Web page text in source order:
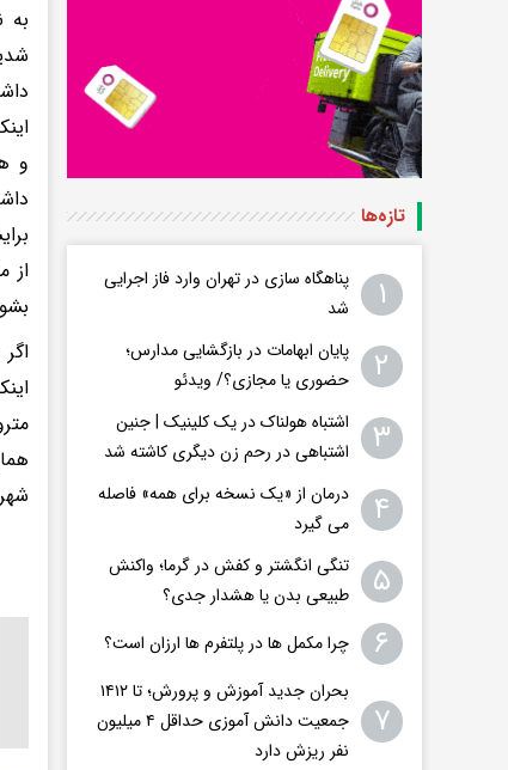
به
و
تازه‌ها
۱
پناهگاه سازی در تهران وارد فاز اجرایی
شد
۲
پایان ابهامات در بازگشایی مدارس؛
حضوری یا مجازی؟/ ویدئو
۳
اشتباه هولناک در یک کلینیک | جنین
اشتباهی در رحم زن دیگری کاشته شد
۴
درمان از «یک نسخه برای همه» فاصله
می گیرد
۵
تنگی انگشتر و کفش در گرما؛ واکنش
طبیعی بدن یا هشدار جدی؟
۶ چرا مکمل ها در پلتفرم ها ارزان است؟
۷
بحران جدید آموزش و پرورش؛ تا ۱۴۱۲
جمعیت دانش آموزی حداقل ۴ میلیون
نفر ریزش دارد